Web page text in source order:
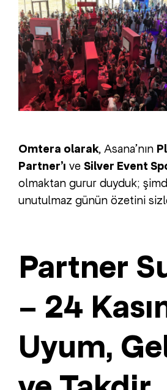
Omtera olarak, Asana’nın
Partner’ı ve Silver Event
olmaktan gurur duyduk;
unutulmaz günün özetini
Partner
– 24
Uyum,